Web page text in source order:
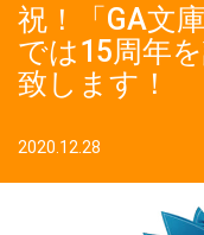
祝！「GA文
では15周年
致します！
2020.12.28